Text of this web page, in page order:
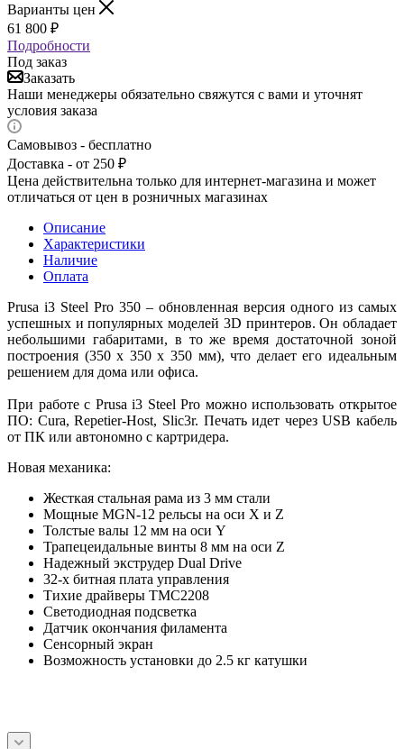
Варианты цен
61 800 ₽
Подробности
Под заказ
Заказать
Наши менеджеры обязательно свяжутся с вами и уточнят
условия заказа
Самовывоз - бесплатно
Доставка - от 250 ₽
Цена действительна только для интернет-магазина и может
отличаться от цен в розничных магазинах
Описание
Характеристики
Наличие
Оплата
Prusa i3 Steel Pro 350 – обновленная версия одного из самых
успешных и популярных моделей 3D принтеров. Он обладает
небольшими габаритами, в то же время достаточной зоной
построения (350 x 350 x 350 мм), что делает его идеальным
решением для дома или офиса.
При работе с Prusa i3 Steel Pro можно использовать открытое
ПО: Cura, Repetier-Host, Slic3r. Печать идет через USB кабель
от ПК или автономно с картридера.
Новая механика:
Жесткая стальная рама из 3 мм стали
Мощные MGN-12 рельсы на оси X и Z
Толстые валы 12 мм на оси Y
Трапецеидальные винты 8 мм на оси Z
Надежный экструдер Dual Drive
32-х битная плата управления
Тихие драйверы TMC2208
Cветодиодная подсветка
Датчик окончания филамента
Сенсорный экран
Возможность установки до 2.5 кг катушки